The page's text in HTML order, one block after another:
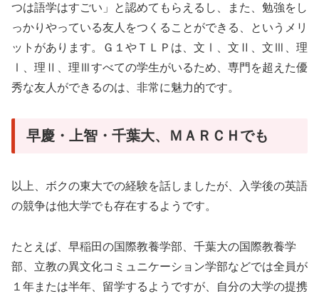
つは語学はすごい」と認めてもらえるし、また、勉強をし
っかりやっている友人をつくることができる、というメリ
ットがあります。Ｇ１やＴＬＰは、文Ⅰ、文Ⅱ、文Ⅲ、理
Ⅰ、理Ⅱ、理Ⅲすべての学生がいるため、専門を超えた優
秀な友人ができるのは、非常に魅力的です。
早慶・上智・千葉大、ＭＡＲＣＨでも
以上、ボクの東大での経験を話しましたが、入学後の英語
の競争は他大学でも存在するようです。
たとえば、早稲田の国際教養学部、千葉大の国際教養学
部、立教の異文化コミュニケーション学部などでは全員が
１年または半年、留学するようですが、自分の大学の提携